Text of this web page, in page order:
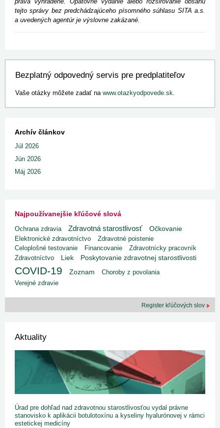
tejto správy bez predchádzajúceho písomného súhlasu SITA a.s.
a uvedených agentúr je výslovne zakázané.
Bezplatný odpovedný servis pre predplatiteľov
Vaše otázky môžete zadať na www.otazkyodpovede.sk.
Archív článkov
Júl 2026
Jún 2026
Máj 2026
Najpoužívanejšie kľúčové slová
Ochrana zdravia Zdravotná starostlivosť
Očkovanie
Elektronické zdravotníctvo
Zdravotné poistenie
Celoplošné testovanie
Financovanie
Zdravotnícky pracovník
Zdravotníctvo
Liek Poskytovanie zdravotnej starostlivosti
COVID-19 Zoznam
Choroby z povolania
Verejné zdravie
Register kľúčových slov
Aktuality
Úrad pre dohľad nad zdravotnou starostlivosťou vydal právne
stanovisko k aplikácii botulotoxínu a kyseliny hyalurónovej v rámci
estetickej medicíny